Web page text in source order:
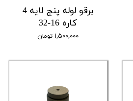
برقو لوله پنج لایه 4
کاره 16-32
۱,۵۰۰,۰۰۰ تومان